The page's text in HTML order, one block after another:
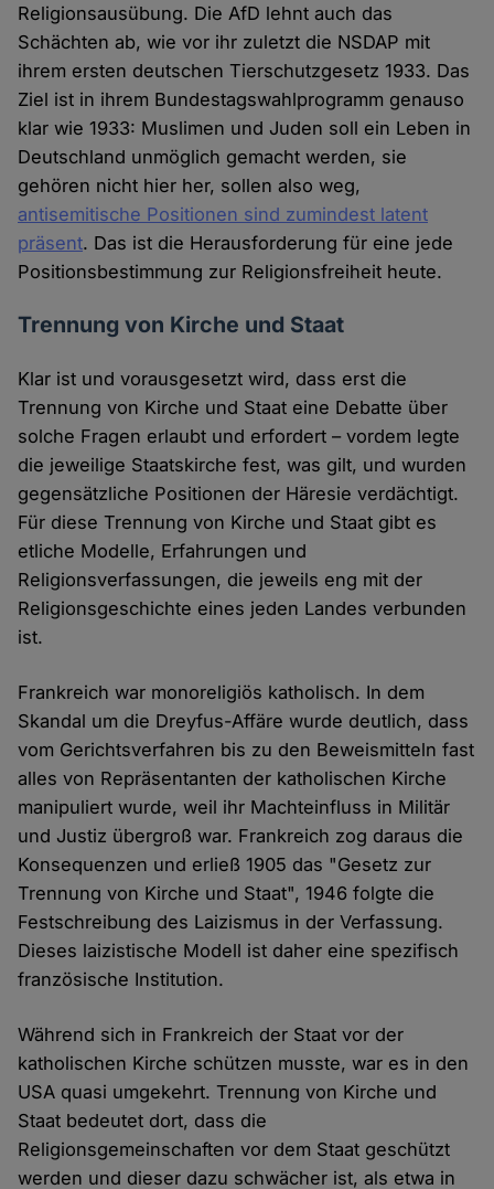
Religionsausübung. Die AfD lehnt auch das
Schächten ab, wie vor ihr zuletzt die NSDAP mit
ihrem ersten deutschen Tierschutzgesetz 1933. Das
Ziel ist in ihrem Bundestagswahlprogramm genauso
klar wie 1933: Muslimen und Juden soll ein Leben in
Deutschland unmöglich gemacht werden, sie
gehören nicht hier her, sollen also weg,
antisemitische Positionen sind zumindest latent
präsent. Das ist die Herausforderung für eine jede
Positionsbestimmung zur Religionsfreiheit heute.
Trennung von Kirche und Staat
Klar ist und vorausgesetzt wird, dass erst die
Trennung von Kirche und Staat eine Debatte über
solche Fragen erlaubt und erfordert – vordem legte
die jeweilige Staatskirche fest, was gilt, und wurden
gegensätzliche Positionen der Häresie verdächtigt.
Für diese Trennung von Kirche und Staat gibt es
etliche Modelle, Erfahrungen und
Religionsverfassungen, die jeweils eng mit der
Religionsgeschichte eines jeden Landes verbunden
ist.
Frankreich war monoreligiös katholisch. In dem
Skandal um die Dreyfus-Affäre wurde deutlich, dass
vom Gerichtsverfahren bis zu den Beweismitteln fast
alles von Repräsentanten der katholischen Kirche
manipuliert wurde, weil ihr Machteinfluss in Militär
und Justiz übergroß war. Frankreich zog daraus die
Konsequenzen und erließ 1905 das "Gesetz zur
Trennung von Kirche und Staat", 1946 folgte die
Festschreibung des Laizismus in der Verfassung.
Dieses laizistische Modell ist daher eine spezifisch
französische Institution.
Während sich in Frankreich der Staat vor der
katholischen Kirche schützen musste, war es in den
USA quasi umgekehrt. Trennung von Kirche und
Staat bedeutet dort, dass die
Religionsgemeinschaften vor dem Staat geschützt
werden und dieser dazu schwächer ist, als etwa in